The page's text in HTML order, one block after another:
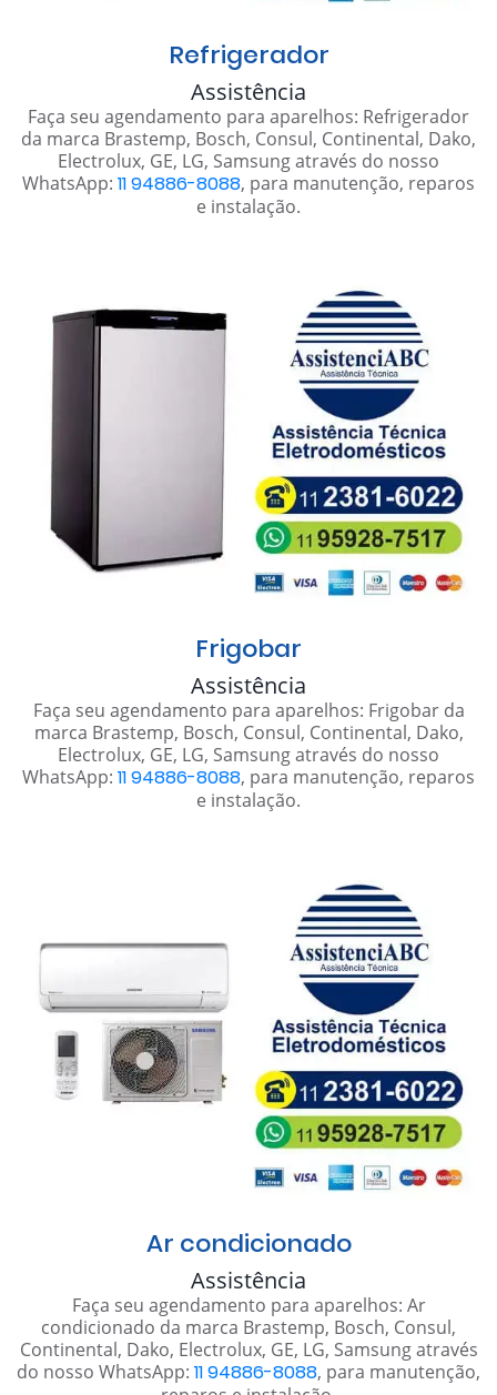
Refrigerador
Assistência
Faça seu agendamento para aparelhos: Refrigerador
da marca Brastemp, Bosch, Consul, Continental, Dako,
Electrolux, GE, LG, Samsung através do nosso
WhatsApp: 11 94886-8088, para manutenção, reparos
e instalação.
Frigobar
Assistência
Faça seu agendamento para aparelhos: Frigobar da
marca Brastemp, Bosch, Consul, Continental, Dako,
Electrolux, GE, LG, Samsung através do nosso
WhatsApp: 11 94886-8088, para manutenção, reparos
e instalação.
Ar condicionado
Assistência
Faça seu agendamento para aparelhos: Ar
condicionado da marca Brastemp, Bosch, Consul,
Continental, Dako, Electrolux, GE, LG, Samsung através
do nosso WhatsApp: 11 94886-8088, para manutenção,